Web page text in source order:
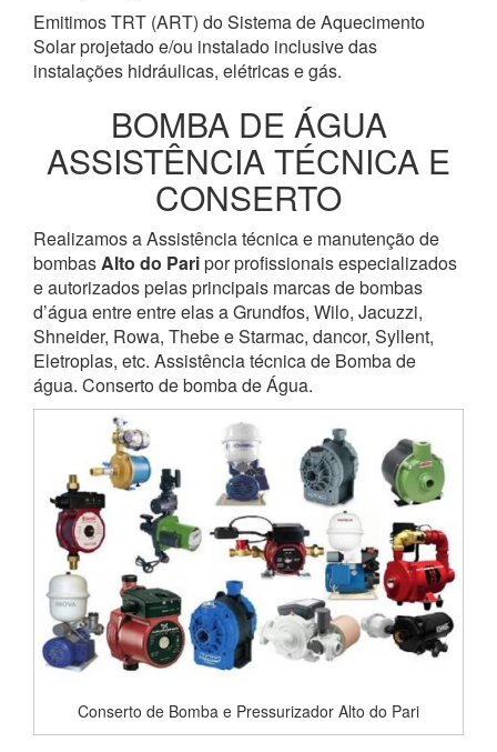
Emitimos TRT (ART) do Sistema de Aquecimento
Solar projetado e/ou instalado inclusive das
instalações hidráulicas, elétricas e gás.
BOMBA DE ÁGUA
ASSISTÊNCIA TÉCNICA E
CONSERTO
Realizamos a Assistência técnica e manutenção de
bombasAlto do Paripor profissionais especializados
e autorizados pelas principais marcas de bombas
d’água entre entre elas a Grundfos, Wilo, Jacuzzi,
Shneider, Rowa, Thebe e Starmac, dancor, Syllent,
Eletroplas, etc. Assistência técnica de Bomba de
água. Conserto de bomba de Água.
Conserto de Bomba e Pressurizador Alto do Pari